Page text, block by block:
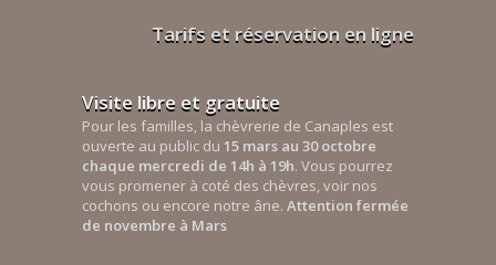
Tarifs et réservation en ligne
Visite libre et gratuite
Pour les familles, la chèvrerie de Canaples est
ouverte au public du 15 mars au 30 octobre
chaque mercredi de 14h à 19h. Vous pourrez
vous promener à coté des chèvres, voir nos
cochons ou encore notre âne. Attention fermée
de novembre à Mars